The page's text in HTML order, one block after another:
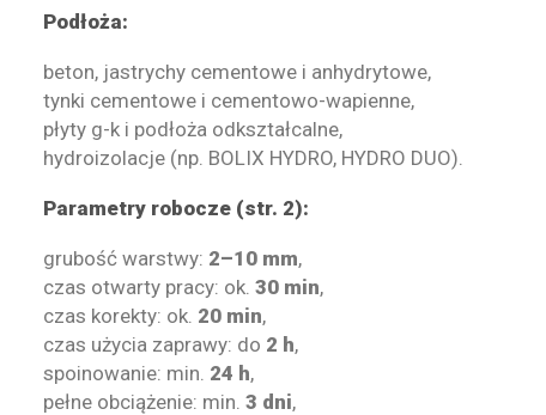
Podłoża:
beton, jastrychy cementowe i anhydrytowe,
tynki cementowe i cementowo-wapienne,
płyty g-k i podłoża odkształcalne,
hydroizolacje (np. BOLIX HYDRO, HYDRO DUO).
Parametry robocze (str. 2):
grubość warstwy: 2–10 mm,
czas otwarty pracy: ok. 30 min,
czas korekty: ok. 20 min,
czas użycia zaprawy: do 2 h,
spoinowanie: min. 24 h,
pełne obciążenie: min. 3 dni,